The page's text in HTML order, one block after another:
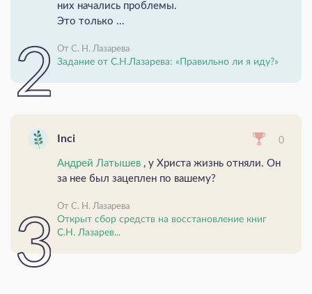
них начались проблемы.
Это только ...
От С. Н. Лазарева
Задание от С.Н.Лазарева: «Правильно ли я иду?»
Inci 0
Андрей Латышев , у Христа жизнь отняли. Он
за нее был зацеплен по вашему?
От С. Н. Лазарева
Открыт сбор средств на восстановление книг
С.Н. Лазарев...